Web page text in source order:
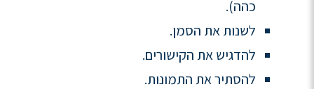
כהה).
לשנות את הסמן.
להדגיש את הקישורים.
להסתיר את התמונות.